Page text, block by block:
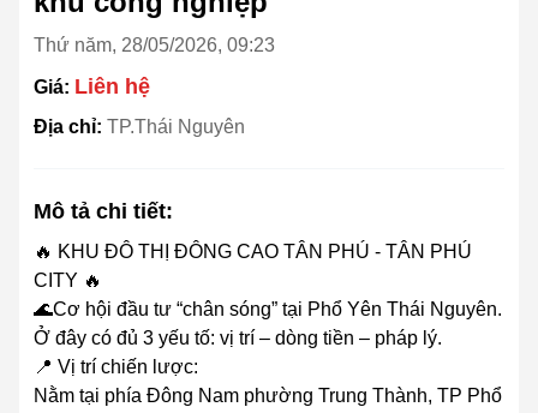
Thứ năm, 28/05/2026, 09:23
Giá: Liên hệ
Địa chỉ: TP.Thái Nguyên
Mô tả chi tiết:
🔥 KHU ĐÔ THỊ ĐÔNG CAO TÂN PHÚ - TÂN PHÚ
CITY 🔥
🌊Cơ hội đầu tư “chân sóng” tại Phổ Yên Thái Nguyên.
Ở đây có đủ 3 yếu tố: vị trí – dòng tiền – pháp lý.
📍 Vị trí chiến lược:
Nằm tại phía Đông Nam phường Trung Thành, TP Phổ